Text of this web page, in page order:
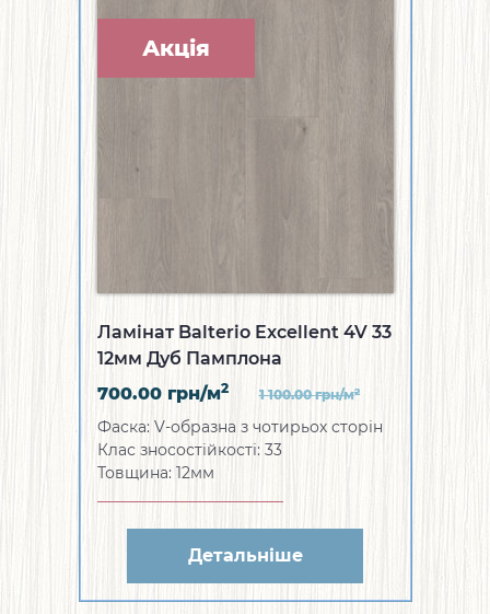
Акція
Ламінат Balterio Excellent 4V 33
12мм Дуб Памплона
700.00 грн/м2 1 100.00грн/м2
Фаска: V-образна з чотирьох сторін
Клас зносостійкості: 33
Товщина: 12мм
Детальніше